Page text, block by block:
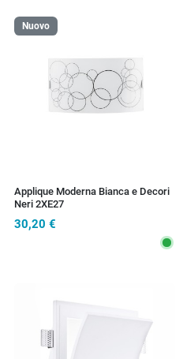
Nuovo
Applique Moderna Bianca e Decori
Neri 2XE27
30,20 €